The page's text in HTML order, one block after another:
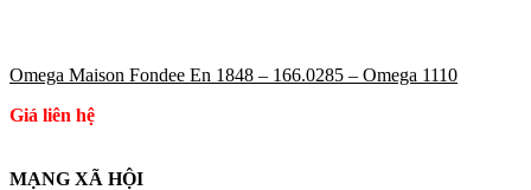
Omega Maison Fondee En 1848 – 166.0285 – Omega 1110
Giá liên hệ
MẠNG XÃ HỘI